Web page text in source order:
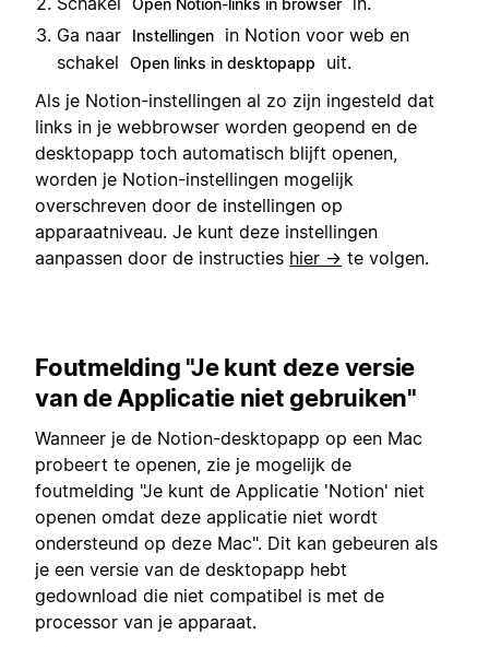
Ga naar
Instellingen
in Notion voor web en
schakel
Open links in desktopapp
uit.
Als je Notion-instellingen al zo zijn ingesteld dat
links in je webbrowser worden geopend en de
desktopapp toch automatisch blijft openen,
worden je Notion-instellingen mogelijk
overschreven door de instellingen op
apparaatniveau. Je kunt deze instellingen
aanpassen door de instructies hier → te volgen.
Foutmelding "Je kunt deze versie
van de Applicatie niet gebruiken"
Wanneer je de Notion-desktopapp op een Mac
probeert te openen, zie je mogelijk de
foutmelding "Je kunt de Applicatie 'Notion' niet
openen omdat deze applicatie niet wordt
ondersteund op deze Mac". Dit kan gebeuren als
je een versie van de desktopapp hebt
gedownload die niet compatibel is met de
processor van je apparaat.